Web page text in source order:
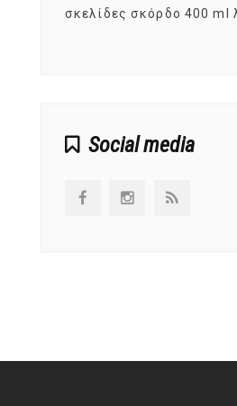
σκελίδες σκόρδο 400 ml
Social media